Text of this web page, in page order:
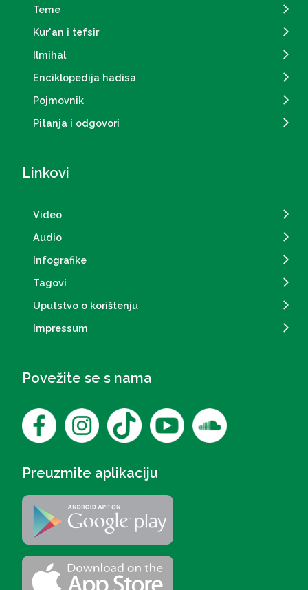
Teme
Kur'an i tefsir
Ilmihal
Enciklopedija hadisa
Pojmovnik
Pitanja i odgovori
Linkovi
Video
Audio
Infografike
Tagovi
Uputstvo o korištenju
Impressum
Povežite se s nama
Preuzmite aplikaciju